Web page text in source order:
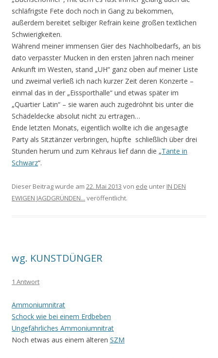
schläfrigste Fete doch noch in Gang zu bekommen,
außerdem bereitet selbiger Refrain keine großen textlichen
Schwierigkeiten.
Während meiner immensen Gier des Nachholbedarfs, an bis
dato verpasster Mucken in den ersten Jahren nach meiner
Ankunft im Westen, stand „UH“ ganz oben auf meiner Liste
und zweimal verließ ich nach kurzer Zeit deren Konzerte –
einmal das in der „Eissporthalle“ und etwas später im
„Quartier Latin“ – sie waren auch zugedröhnt bis unter die
Schädeldecke absolut nicht zu ertragen…
Ende letzten Monats, eigentlich wollte ich die angesagte
Party als Sitztänzer verbringen, hüpfte schließlich über drei
Stunden herum und zum Kehraus lief dann die „Tante in
Schwarz“.
Dieser Beitrag wurde am 22. Mai 2013 von ede unter IN DEN
EWIGEN JAGDGRÜNDEN... veröffentlicht.
wg. KUNSTDÜNGER
1 Antwort
Ammoniumnitrat
Schock wie bei einem Erdbeben
Ungefährliches Ammoniumnitrat
Noch etwas aus einem älteren SZM